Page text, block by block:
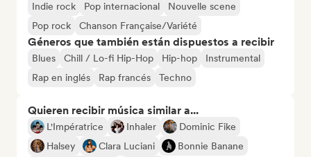
Indie rock
Pop internacional
Nouvelle scene
Pop rock
Chanson Française/Variété
Géneros que también están dispuestos a recibir
Blues Chill / Lo-fi Hip-Hop Hip-hop
Instrumental
Rap en inglés
Rap francés Techno
Quieren recibir música similar a...
L'Impératrice Inhaler
Dominic Fike
Halsey
Clara Luciani
Bonnie Banane